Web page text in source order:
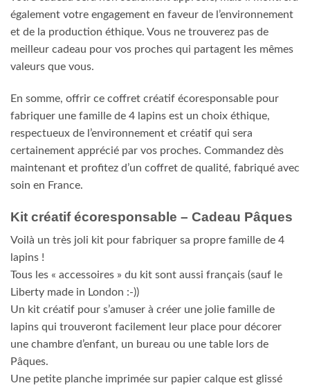
également votre engagement en faveur de l’environnement
et de la production éthique. Vous ne trouverez pas de
meilleur cadeau pour vos proches qui partagent les mêmes
valeurs que vous.
En somme, offrir ce coffret créatif écoresponsable pour
fabriquer une famille de 4 lapins est un choix éthique,
respectueux de l’environnement et créatif qui sera
certainement apprécié par vos proches. Commandez dès
maintenant et profitez d’un coffret de qualité, fabriqué avec
soin en France.
Kit créatif écoresponsable – Cadeau Pâques
Voilà un très joli kit pour fabriquer sa propre famille de 4
lapins !
Tous les « accessoires » du kit sont aussi français (sauf le
Liberty made in London :-))
Un kit créatif pour s’amuser à créer une jolie famille de
lapins qui trouveront facilement leur place pour décorer
une chambre d’enfant, un bureau ou une table lors de
Pâques.
Une petite planche imprimée sur papier calque est glissé